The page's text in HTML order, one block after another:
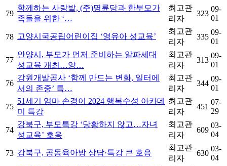
79
함께하는 사랑밭, (주)명륜당과 한부모가
족들을 위한 ‘…
최고관
리자
323
09-
01
78 고양시국공립어린이집 ‘영유아 성교육’
최고관
리자
335
09-
01
77
안양시, 부모가 먼저 준비하는 알파세대
성교육 개최…양…
최고관
리자
313
09-
01
76
강원개발공사 ‘함께 만드는 변화, 일터에
서의 존중’ 특…
최고관
리자
344
09-
01
75
51세기 엄마 손경이 2024 행복수성 아카데
미 특강
최고관
리자
451
07-
29
74
강북구, 부모특강 ‘당황하지 않고…자녀
성교육’ 호응
최고관
리자
609
03-
04
73 강북구, 공동육아방 상담·특강 큰 호응
최고관
리자
630
03-
04